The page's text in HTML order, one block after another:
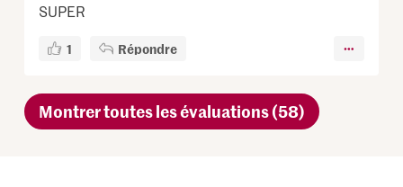
SUPER
1 Répondre
Montrer toutes les évaluations (58)